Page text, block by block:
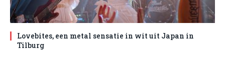
Lovebites, een metal sensatie in wit uit Japan in
Tilburg